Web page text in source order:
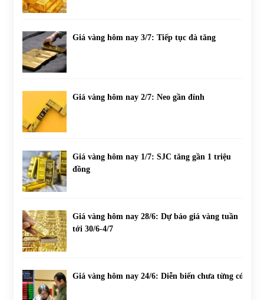
Giá vàng hôm nay 3/7: Tiếp tục đà tăng
Giá vàng hôm nay 2/7: Neo gần đỉnh
Giá vàng hôm nay 1/7: SJC tăng gần 1 triệu
đồng
Giá vàng hôm nay 28/6: Dự báo giá vàng tuần
tới 30/6-4/7
Giá vàng hôm nay 24/6: Diễn biến chưa từng có